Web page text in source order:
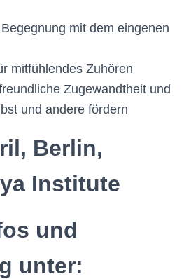
mit dem eingenen
mitfühlendes Zuhören
Zugewandtheit und
und andere fördern
Berlin,
Institute
und
unter: